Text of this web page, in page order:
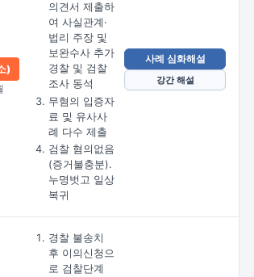
)
의견서 제출하
여 사실관계·
법리 주장 및
보완수사 추가
경찰 및 검찰
조사 동석
무혐의 입증자
료 및 유사사
례 다수 제출
검찰 혐의없음
(증거불충분).
누명벗고 일상
복귀
사례 심화해설
강간 해설
경찰 불송치
후 이의신청으
로 검찰단계